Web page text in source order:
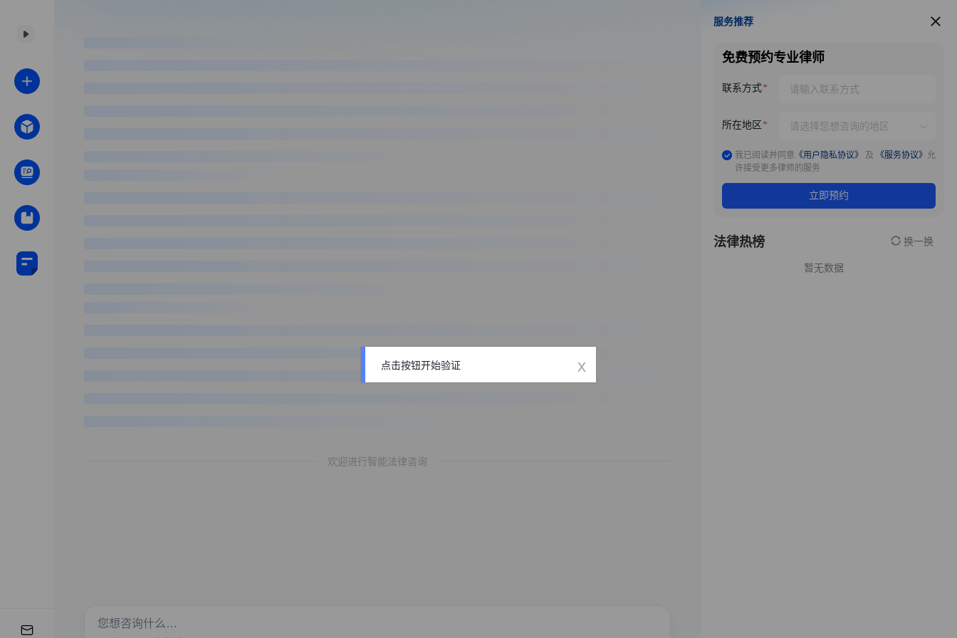
欢迎进行智能法律咨询
服务推荐
服务推荐
免费预约专业律师
联系方式
所在地区
我已阅读并同意 《用户隐私协议》 及 《服务协议》 允
许接受更多律师的服务
立即预约
法律热榜 换一换
暂无数据
点击按钮开始验证 x